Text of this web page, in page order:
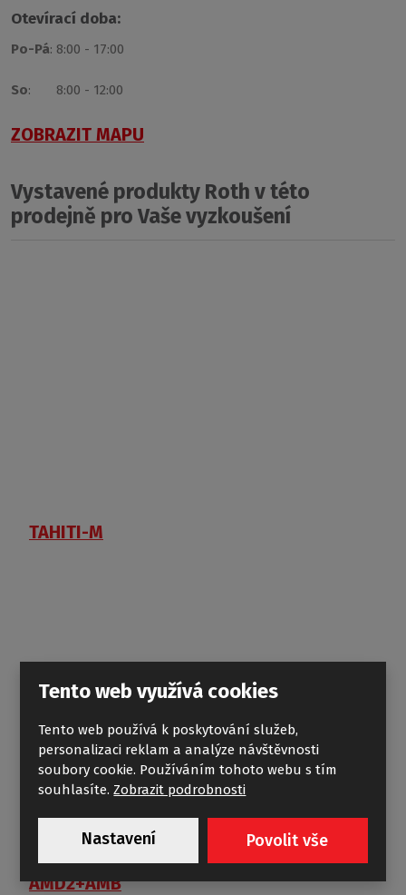
Otevírací doba:
Po-Pá: 8:00 - 17:00
So: 8:00 - 12:00
ZOBRAZIT MAPU
Vystavené produkty Roth v této
prodejně pro Vaše vyzkoušení
TAHITI-M
AMD2+AMB
Tento web využívá cookies
Tento web používá k poskytování služeb,
personalizaci reklam a analýze návštěvnosti
soubory cookie. Používáním tohoto webu s tím
souhlasíte.Zobrazit podrobnosti
Nastavení Povolit vše